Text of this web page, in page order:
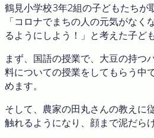
鶴見小学校3年2組の子どもたちが
「コロナでまちの人の元気がな
るようにしよう！」と考えた子ど
まず、国語の授業で、大豆の持つ
料についての授業をしてもらう中
めます。
そして、農家の田丸さんの教えに
触れるようになり、顔まで泥だら